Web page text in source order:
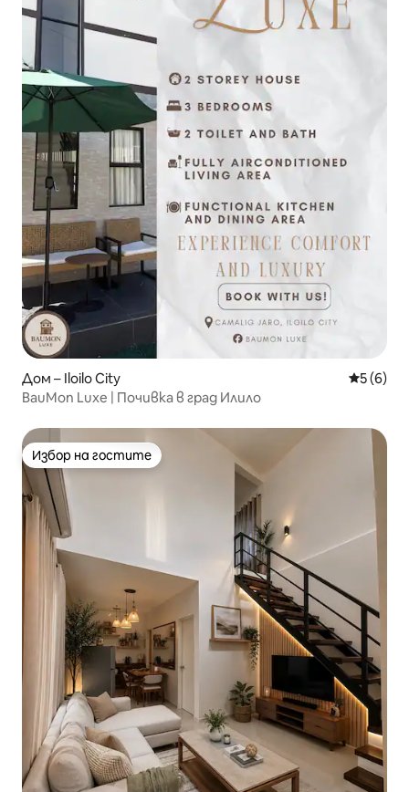
Дом – Iloilo City Средна
5 (6)
BauMon Luxe | Почивка в град Илило
Избор на гостите
Избор на гостите